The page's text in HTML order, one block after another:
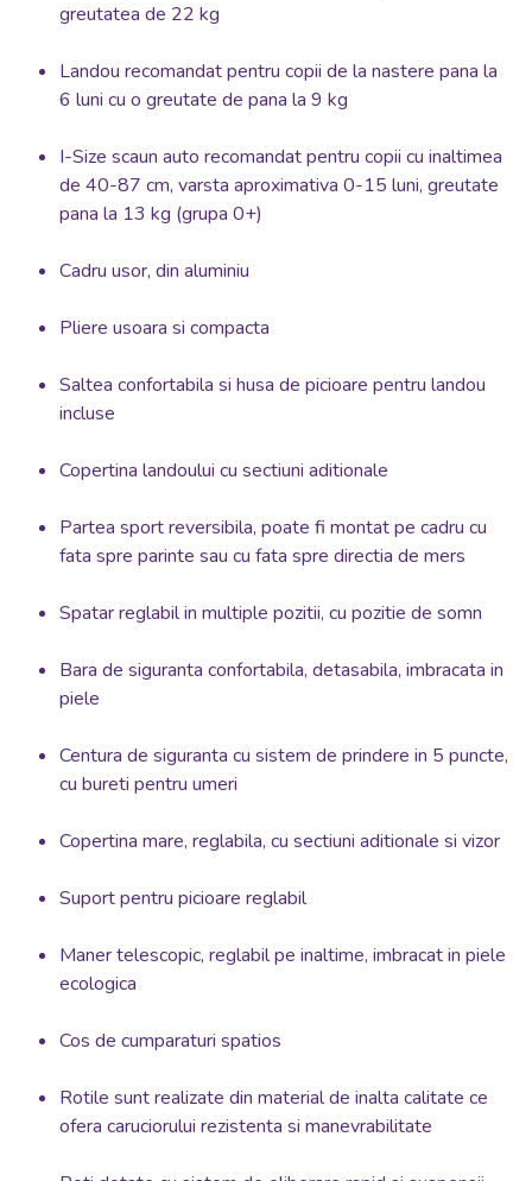
greutatea de 22 kg
Landou recomandat pentru copii de la nastere pana la
6 luni cu o greutate de pana la 9 kg
I-Size scaun auto recomandat pentru copii cu inaltimea
de 40-87 cm, varsta aproximativa 0-15 luni, greutate
pana la 13 kg (grupa 0+)
Cadru usor, din aluminiu
Pliere usoara si compacta
Saltea confortabila si husa de picioare pentru landou
incluse
Copertina landoului cu sectiuni aditionale
Partea sport reversibila, poate fi montat pe cadru cu
fata spre parinte sau cu fata spre directia de mers
Spatar reglabil in multiple pozitii, cu pozitie de somn
Bara de siguranta confortabila, detasabila, imbracata in
piele
Centura de siguranta cu sistem de prindere in 5 puncte,
cu bureti pentru umeri
Copertina mare, reglabila, cu sectiuni aditionale si vizor
Suport pentru picioare reglabil
Maner telescopic, reglabil pe inaltime, imbracat in piele
ecologica
Cos de cumparaturi spatios
Rotile sunt realizate din material de inalta calitate ce
ofera caruciorului rezistenta si manevrabilitate